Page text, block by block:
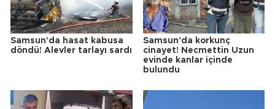
Samsun'da hasat kabusa
döndü! Alevler tarlayı sardı
Samsun'da korkunç
cinayet! Necmettin Uzun
evinde kanlar içinde
bulundu